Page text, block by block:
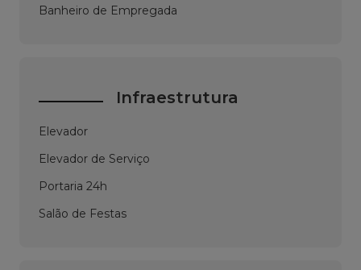
Banheiro de Empregada
Infraestrutura
Elevador
Elevador de Serviço
Portaria 24h
Salão de Festas